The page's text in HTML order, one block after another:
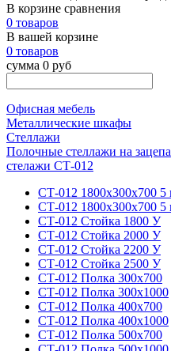
В корзине сравнения
0 товаров
В вашей корзине
0 товаров
сумма 0 руб
Офисная мебель
Металлические шкафы
Стеллажи
Полочные стеллажи на
стелажи СТ-012
СТ-012 1800х300х700 5
СТ-012 1800х300х700 5
СТ-012 Стойка 1800 У
СТ-012 Стойка 2000 У
СТ-012 Стойка 2200 У
СТ-012 Стойка 2500 У
СТ-012 Полка 300х700
СТ-012 Полка 300х1000
СТ-012 Полка 400х700
СТ-012 Полка 400х1000
СТ-012 Полка 500х700